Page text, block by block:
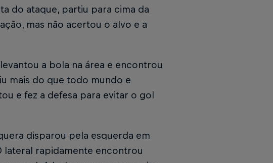
do ataque, partiu para cima da
mas não acertou o alvo e a
a bola na área e encontrou
mais do que todo mundo e
e fez a defesa para evitar o gol
disparou pela esquerda em
lateral rapidamente encontrou